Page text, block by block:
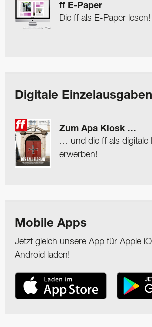
ff E-Paper
Die ff als E-Paper lesen!
Digitale Einzelausgaben
Zum Apa Kiosk …
… und die ff als digitale
erwerben!
Mobile Apps
Jetzt gleich unsere App für Apple
Android laden!